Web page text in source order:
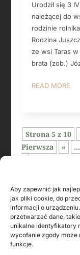
Aby zapewnić jak
jak pliki cookie, do
informacji o
przetwarzać dane,
unikalne identyfikatory
wycofanie zgody może
funkcje.
Urodził się 3
należącej do
rodzinie
Rodzina
ze wsi Taras
brata (zob.)
READ MORE
Strona 5 z 10
Pierwsza
« ...